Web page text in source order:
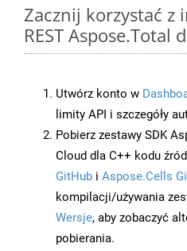
Zacznij korzystać z
REST Aspose.Total
Utwórz konto w
limity API i szczegóły
Pobierz zestawy SDK
Cloud dla C++ kodu
GitHub i Aspose.Cells
kompilacji/używania
Wersje, aby zobaczyć
pobierania.